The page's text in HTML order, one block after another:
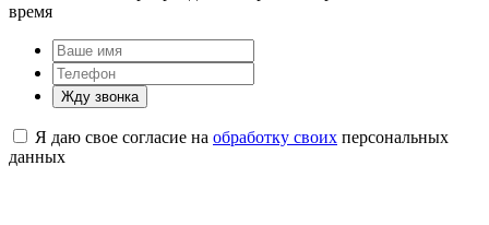
время
Жду звонка
Я даю свое согласие на обработку своих персональных
данных